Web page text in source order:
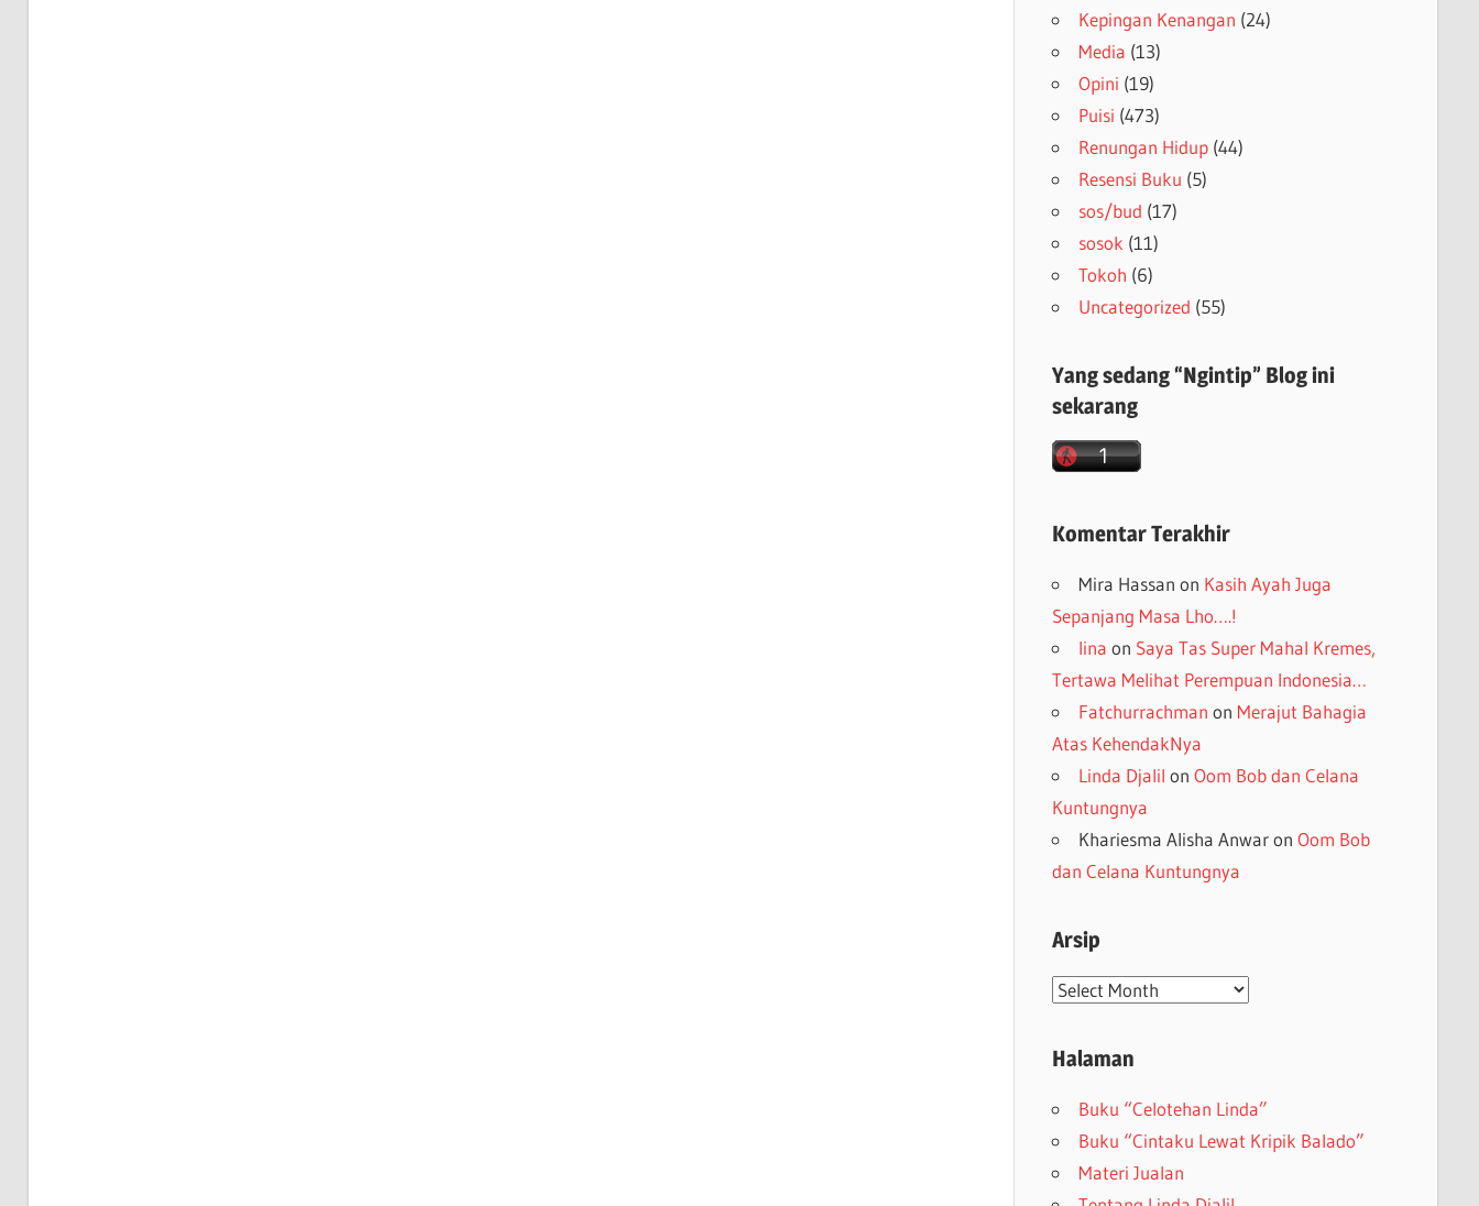
Kepingan Kenangan (24)
Media (13)
Opini (19)
Puisi (473)
Renungan Hidup(44)
Resensi Buku (5)
sos/bud (17)
sosok (11)
Tokoh (6)
Uncategorized (55)
Yang sedang “Ngintip” Blog ini
sekarang
Komentar Terakhir
Mira Hassan on Kasih Ayah Juga
Sepanjang Masa Lho….!
lina on Saya Tas Super Mahal Kremes,
Tertawa Melihat Perempuan Indonesia…
Fatchurrachman on Merajut Bahagia
Atas KehendakNya
Linda Djalil on Oom Bob dan Celana
Kuntungnya
Khariesma Alisha Anwaron Oom Bob
dan Celana Kuntungnya
Arsip
Arsip
Halaman
Buku “Celotehan Linda”
Buku “Cintaku Lewat Kripik Balado”
Materi Jualan